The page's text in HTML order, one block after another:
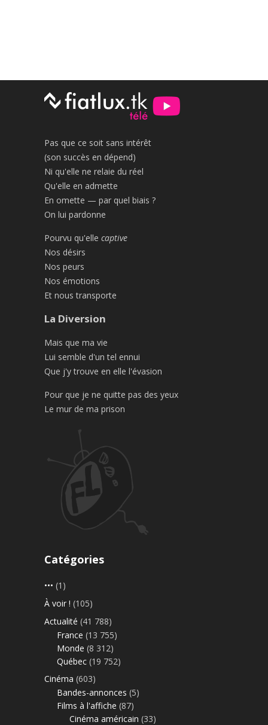
Pas que ce soit sans intérêt
(son succès en dépend)
Ni qu'elle ne relaie du réel
Qu'elle en admette
En omette — par quel biais ?
On lui pardonne
Pourvu qu'elle captive
Nos désirs
Nos peurs
Nos émotions
Et nous transporte
La Diversion
Mais que ma vie
Lui semble d'un tel ennui
Que j'y trouve en elle l'évasion
Pour que je ne quitte pas des yeux
Le mur de ma prison
Catégories
••• (1)
À voir ! (105)
Actualité (41 788)
France (13 755)
Monde (8 312)
Québec (19 752)
Cinéma (603)
Bandes-annonces (5)
Films à l'affiche (87)
Cinéma américain (33)